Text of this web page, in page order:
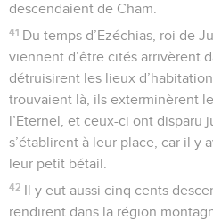
descendaient de Cham.
41 Du temps d’Ezéchias, roi de
viennent d’être cités arrivèrent
détruisirent les lieux
trouvaient là, ils exterminèrent
l’Eternel, et ceux-ci ont disparu
s’établirent à leur place, car il y
leur petit bétail.
42 Il y eut aussi cinq cents
rendirent dans la région